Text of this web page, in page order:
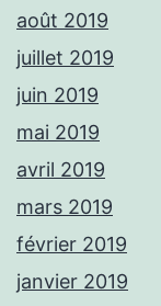
août 2019
juillet 2019
juin 2019
mai 2019
avril 2019
mars 2019
février 2019
janvier 2019